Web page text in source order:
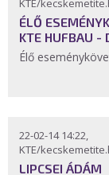
KTE/
ÉLŐ
KTE HUFBAU -
Élő
22-02-14 14:22,
KTE/
LIPCSEI ÁDÁM